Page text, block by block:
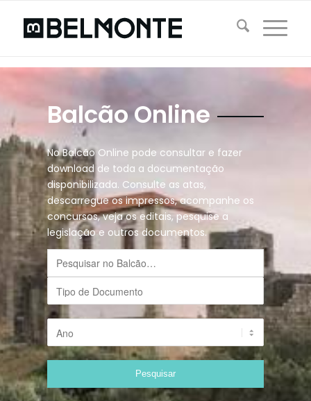
Balcão Online
No Balcão Online pode consultar e fazer
download de toda a documentação
disponibilizada. Consulte as atas,
descarregue os impressos, acompanhe os
concursos, veja os editais, pesquise a
legislação e outros documentos.